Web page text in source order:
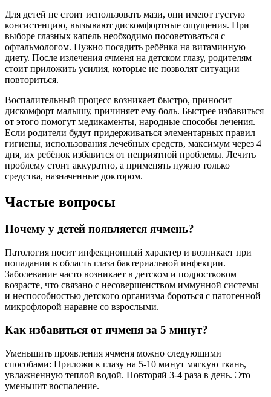
Для детей не стоит использовать мази, они имеют густую
консистенцию, вызывают дискомфортные ощущения. При
выборе глазных капель необходимо посоветоваться с
офтальмологом. Нужно посадить ребёнка на витаминную
диету. После излечения ячменя на детском глазу, родителям
стоит приложить усилия, которые не позволят ситуации
повториться.
Воспалительный процесс возникает быстро, приносит
дискомфорт малышу, причиняет ему боль. Быстрее избавиться
от этого помогут медикаменты, народные способы лечения.
Если родители будут придерживаться элементарных правил
гигиены, использования лечебных средств, максимум через 4
дня, их ребёнок избавится от неприятной проблемы. Лечить
проблему стоит аккуратно, а применять нужно только
средства, назначенные доктором.
Частые вопросы
Почему у детей появляется ячмень?
Патология носит инфекционный характер и возникает при
попадании в область глаза бактериальной инфекции.
Заболевание часто возникает в детском и подростковом
возрасте, что связано с несовершенством иммунной системы
и неспособностью детского организма бороться с патогенной
микрофлорой наравне со взрослыми.
Как избавиться от ячменя за 5 минут?
Уменьшить проявления ячменя можно следующими
способами: Приложи к глазу на 5-10 минут мягкую ткань,
увлажненную теплой водой. Повторяй 3-4 раза в день. Это
уменьшит воспаление.